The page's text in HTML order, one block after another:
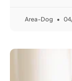
Area-Dog